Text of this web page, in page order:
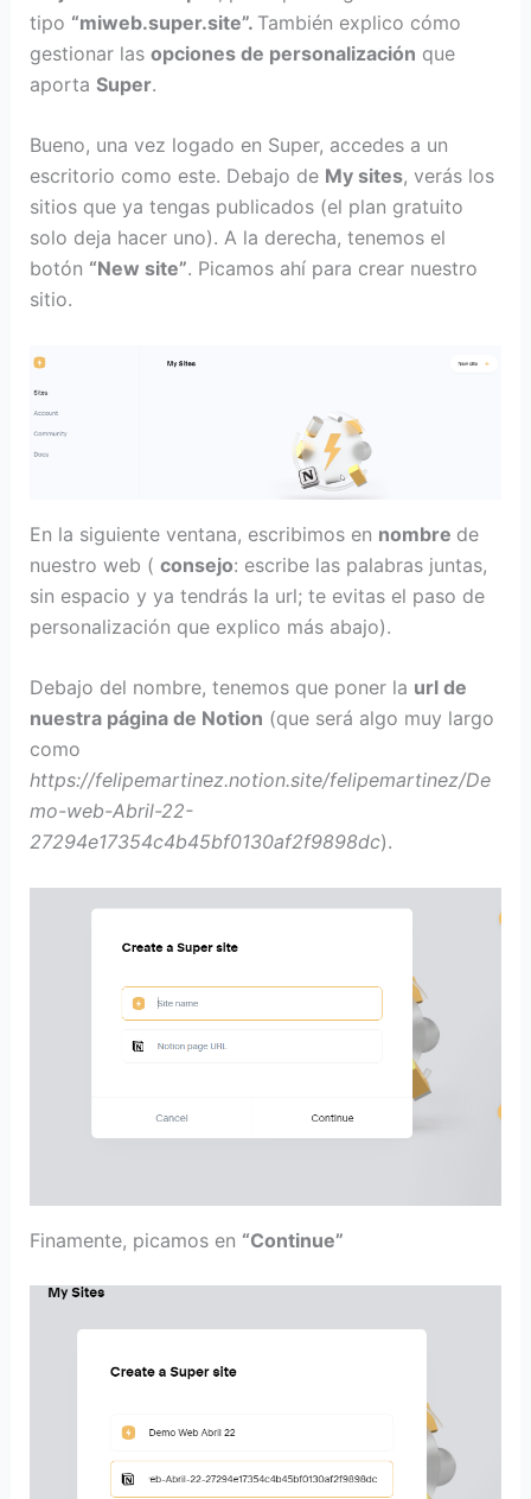
tipo “miweb.super.site”. También explico cómo
gestionar las opciones de personalización que
aporta Super.
Bueno, una vez logado en Super, accedes a un
escritorio como este. Debajo de My sites, verás los
sitios que ya tengas publicados (el plan gratuito
solo deja hacer uno). A la derecha, tenemos el
botón “New site”. Picamos ahí para crear nuestro
sitio.
En la siguiente ventana, escribimos en nombre de
nuestro web ( consejo: escribe las palabras juntas,
sin espacio y ya tendrás la url; te evitas el paso de
personalización que explico más abajo).
Debajo del nombre, tenemos que poner la url de
nuestra página de Notion (que será algo muy largo
como
https://felipemartinez.notion.site/felipemartinez/De
mo-web-Abril-22-
27294e17354c4b45bf0130af2f9898dc).
Finamente, picamos en “Continue”